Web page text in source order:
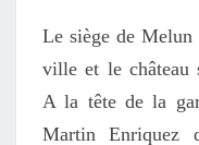
Le siège de
ville et le château
A la tête de la
Martin